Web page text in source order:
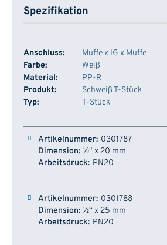
Spezifikation
Anschluss:
Muffe x IG x Muffe
Farbe:
Weiß
Material:
PP-R
Produkt:
Schweiß T-Stück
Typ:
T-Stück
Artikelnummer Dimension
0301787
½“ x 20 mm
PN20
0301788
½“ x 25 mm
PN20